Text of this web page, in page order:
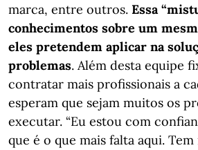
marca, entre outros. Essa
conhecimentos sobre um
eles pretendem aplicar na
problemas. Além desta equipe
contratar mais profissionais a
esperam que sejam muitos os
executar. “Eu estou com
que é o que mais falta aqui.